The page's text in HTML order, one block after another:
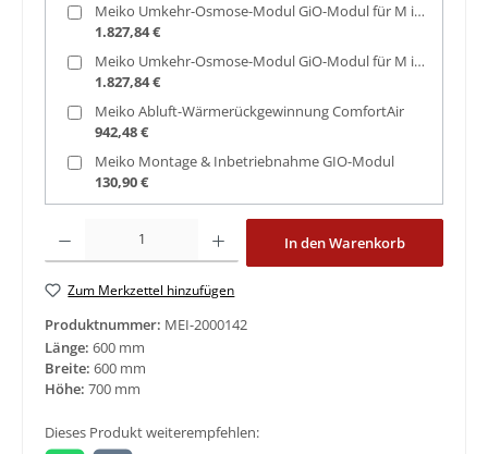
Meiko Umkehr-Osmose-Modul GiO-Modul für M iClean UM Rückwand
1.827,84 €
Meiko Umkehr-Osmose-Modul GiO-Modul für M iClean UM separat
1.827,84 €
Meiko Abluft-Wärmerückgewinnung ComfortAir
942,48 €
Meiko Montage & Inbetriebnahme GIO-Modul
130,90 €
Produkt Anzahl: Gib den gewünschten Wert ein oder benutze die
In den Warenkorb
Zum Merkzettel hinzufügen
Produktnummer: MEI-2000142
Länge: 600 mm
Breite: 600 mm
Höhe: 700 mm
Dieses Produkt weiterempfehlen: